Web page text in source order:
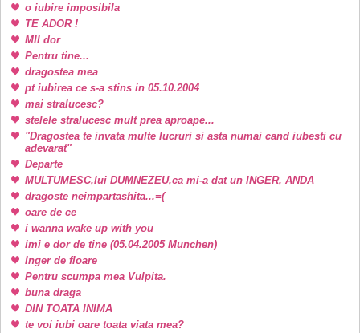
o iubire imposibila
TE ADOR !
MII dor
Pentru tine...
dragostea mea
pt iubirea ce s-a stins in 05.10.2004
mai stralucesc?
stelele stralucesc mult prea aproape...
"Dragostea te invata multe lucruri si asta numai cand iubesti cu
adevarat"
Departe
MULTUMESC,lui DUMNEZEU,ca mi-a dat un INGER, ANDA
dragoste neimpartashita...=(
oare de ce
i wanna wake up with you
imi e dor de tine (05.04.2005 Munchen)
Inger de floare
Pentru scumpa mea Vulpita.
buna draga
DIN TOATA INIMA
te voi iubi oare toata viata mea?